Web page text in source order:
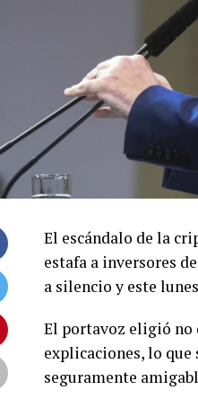
El escándalo de la
estafa a inversores
a silencio y este
El portavoz eligió no
explicaciones, lo
seguramente